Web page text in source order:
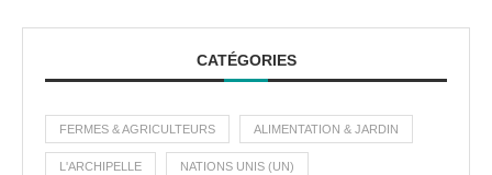
CATÉGORIES
FERMES & AGRICULTEURS ALIMENTATION & JARDIN
L'ARCHIPELLE NATIONS UNIS (UN)